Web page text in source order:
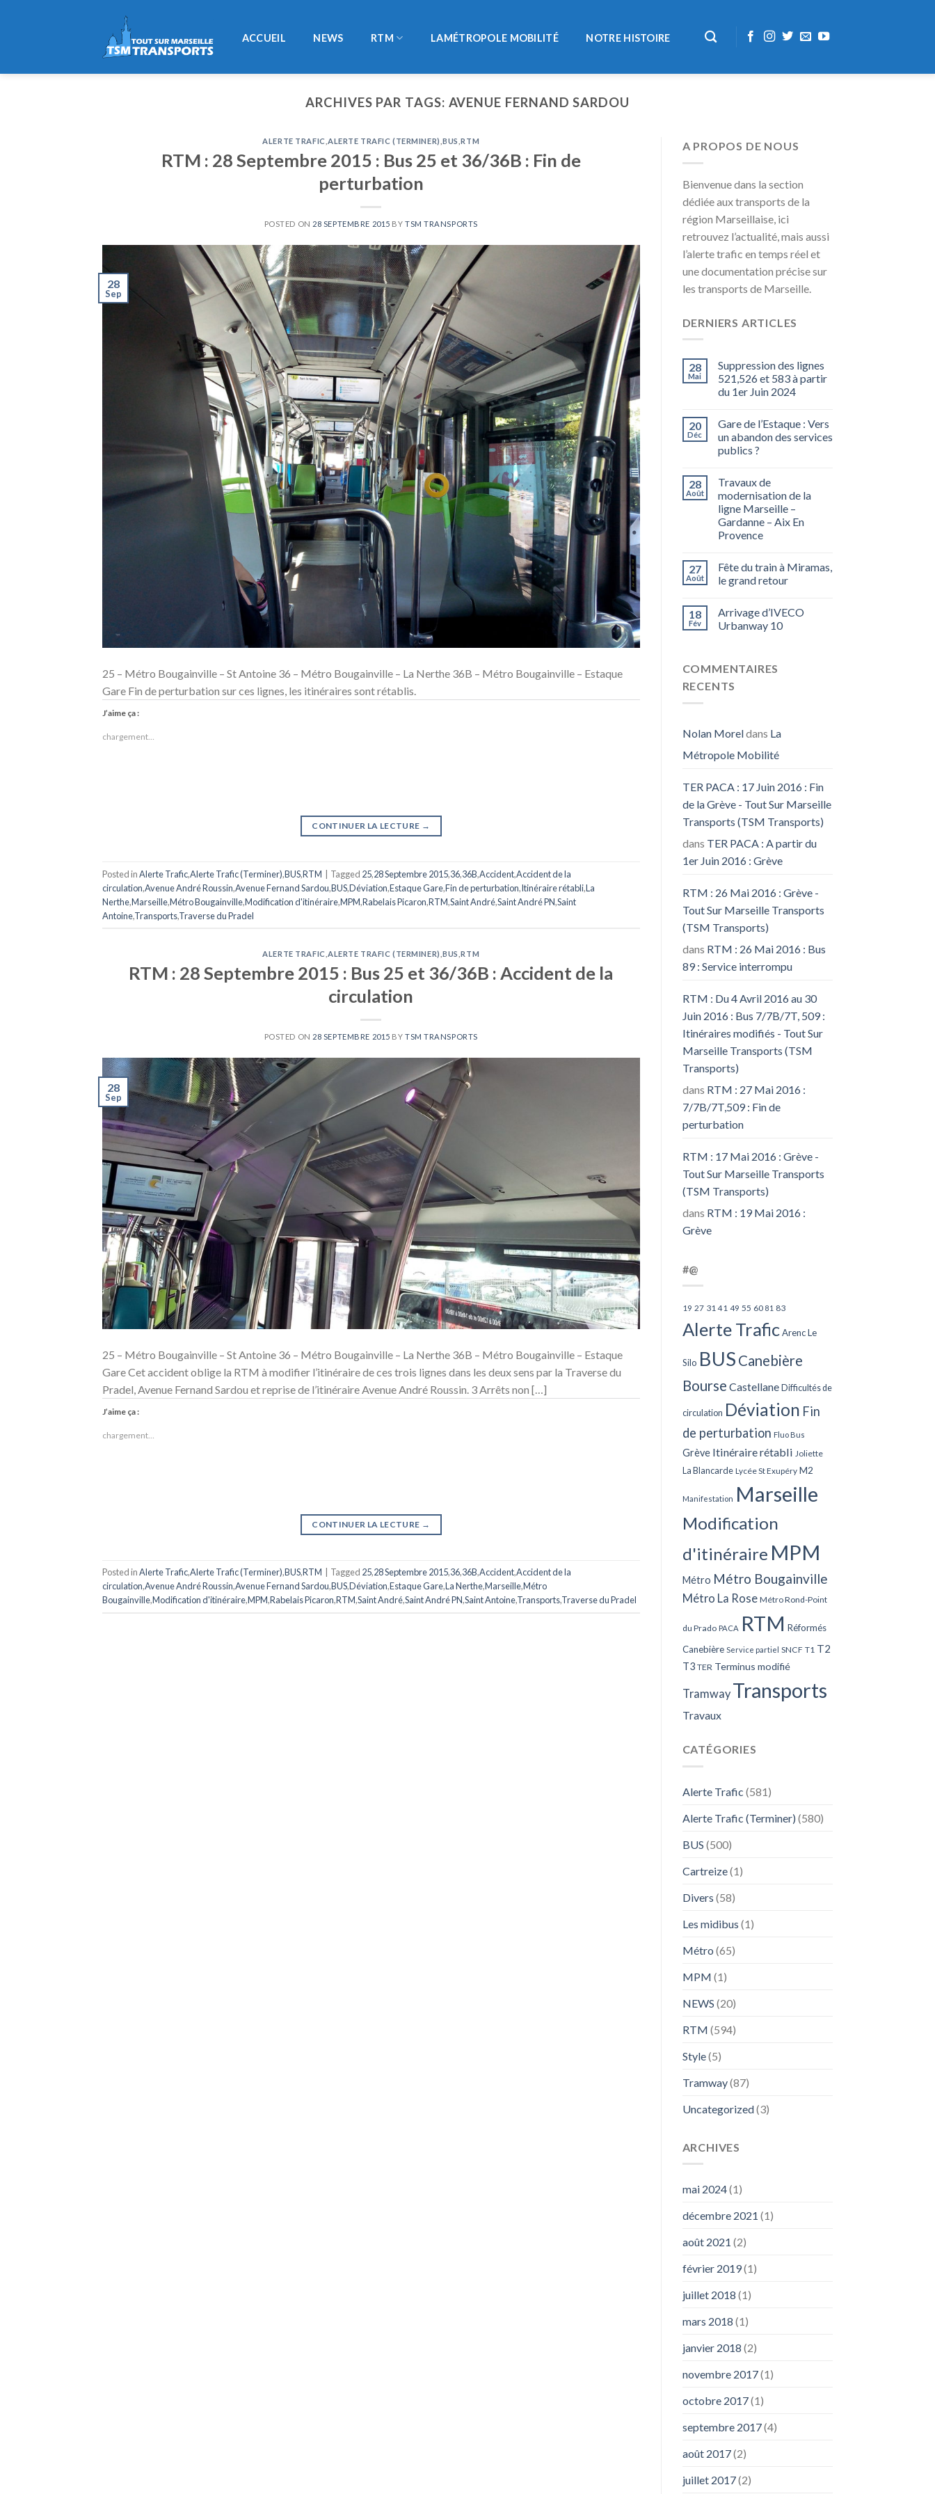
ACCUEIL NEWS RTM LAMÉTROPOLE MOBILITÉ NOTRE HISTOIRE
ARCHIVES PAR TAGS: AVENUE FERNAND SARDOU
ALERTE TRAFIC ,ALERTE TRAFIC (TERMINER) ,BUS ,RTM
RTM : 28 Septembre 2015 : Bus 25 et 36/36B : Fin de
perturbation
POSTED ON 28 SEPTEMBRE 2015 BYTSM TRANSPORTS
28
Sep
25 – Métro Bougainville – St Antoine 36 – Métro Bougainville – La Nerthe 36B – Métro Bougainville – Estaque
Gare Fin de perturbation sur ces lignes, les itinéraires sont rétablis.
J’aime ça :
chargement…
CONTINUER LA LECTURE →
Posted inAlerte Trafic,Alerte Trafic (Terminer),BUS,RTM | Tagged 25,28 Septembre 2015,36,36B,Accident,Accident de la
circulation,Avenue André Roussin,Avenue Fernand Sardou,BUS,Déviation,Estaque Gare,Fin de perturbation,Itinéraire rétabli,La
Nerthe,Marseille,Métro Bougainville,Modification d'itinéraire,MPM,Rabelais Picaron,RTM,Saint André,Saint André PN,Saint
Antoine,Transports,Traverse du Pradel
ALERTE TRAFIC ,ALERTE TRAFIC (TERMINER) ,BUS ,RTM
RTM : 28 Septembre 2015 : Bus 25 et 36/36B : Accident de la
circulation
POSTED ON 28 SEPTEMBRE 2015 BYTSM TRANSPORTS
28
Sep
25 – Métro Bougainville – St Antoine 36 – Métro Bougainville – La Nerthe 36B – Métro Bougainville – Estaque
Gare Cet accident oblige la RTM à modifier l’itinéraire de ces trois lignes dans les deux sens par la Traverse du
Pradel, Avenue Fernand Sardou et reprise de l’itinéraire Avenue André Roussin. 3 Arrêts non […]
J’aime ça :
chargement…
CONTINUER LA LECTURE →
Posted inAlerte Trafic,Alerte Trafic (Terminer),BUS,RTM Tagged 25,28 Septembre 2015,36,36B,Accident,Accident de la
circulation,Avenue André Roussin,Avenue Fernand Sardou,BUS,Déviation,Estaque Gare,La Nerthe,Marseille,Métro
Bougainville,Modification d'itinéraire,MPM,Rabelais Picaron,RTM,Saint André,Saint André PN,Saint Antoine,Transports,Traverse du Pradel
A PROPOS DE NOUS
Bienvenue dans la section
dédiée aux transports de la
région Marseillaise, ici
retrouvez l’actualité, mais aussi
l’alerte trafic en temps réel et
une documentation précise sur
les transports de Marseille.
DERNIERS ARTICLES
28
Mai
Suppression des lignes
521,526 et 583 à partir
du 1er Juin 2024
20
Déc
Gare de l’Estaque : Vers
un abandon des services
publics ?
28
Août
Travaux de
modernisation de la
ligne Marseille –
Gardanne – Aix En
Provence
27
Août
Fête du train à Miramas,
le grand retour
18
Fév
Arrivage d’IVECO
Urbanway 10
COMMENTAIRES
RECENTS
Nolan Moreldans La
Métropole Mobilité
TER PACA : 17 Juin 2016 : Fin
de la Grève - Tout Sur Marseille
Transports (TSM Transports)
dans TER PACA : A partir du
1er Juin 2016 : Grève
RTM : 26 Mai 2016 : Grève -
Tout Sur Marseille Transports
(TSM Transports)
dans RTM : 26 Mai 2016 : Bus
89 : Service interrompu
RTM : Du 4 Avril 2016 au 30
Juin 2016 : Bus 7/7B/7T, 509 :
Itinéraires modifiés - Tout Sur
Marseille Transports (TSM
Transports)
dans RTM : 27 Mai 2016 :
7/7B/7T,509 : Fin de
perturbation
RTM : 17 Mai 2016 : Grève -
Tout Sur Marseille Transports
(TSM Transports)
dans RTM : 19 Mai 2016 :
Grève
#@
19 27 31 41 49 55 60 81 83
Alerte Trafic Arenc Le
Silo BUS Canebière
Bourse Castellane Difficultés de
circulation Déviation Fin
de perturbation Fluo Bus
Grève Itinéraire rétabli Joliette
La Blancarde Lycée St Exupéry M2
Manifestation Marseille
Modification
d'itinéraire MPM
Métro Métro Bougainville
Métro La Rose Métro Rond-Point
du Prado PACA RTM Réformés
Canebière Service partiel SNCF T1 T2
T3 TER Terminus modifié
Tramway Transports
Travaux
CATÉGORIES
Alerte Trafic (581)
Alerte Trafic (Terminer) (580)
BUS (500)
Cartreize(1)
Divers (58)
Les midibus (1)
Métro (65)
MPM (1)
NEWS (20)
RTM (594)
Style(5)
Tramway(87)
Uncategorized(3)
ARCHIVES
mai 2024(1)
décembre 2021 (1)
août 2021 (2)
février 2019(1)
juillet 2018 (1)
mars 2018 (1)
janvier 2018 (2)
novembre 2017(1)
octobre 2017(1)
septembre 2017(4)
août 2017(2)
juillet 2017(2)